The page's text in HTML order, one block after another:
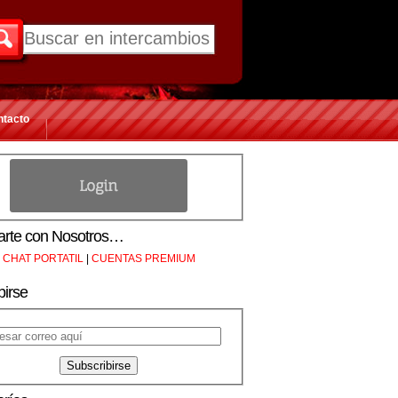
con Nosotros…
CHAT PORTATIL | CUENTAS PREMIUM